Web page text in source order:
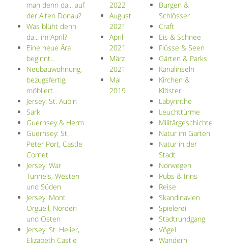
man denn da... auf
der Alten Donau?
Was blüht denn
da... im April?
Eine neue Ära
beginnt...
Neubauwohnung,
bezugsfertig,
möbliert...
Jersey: St. Aubin
Sark
Guernsey & Herm
Guernsey: St.
Peter Port, Castle
Cornet
Jersey: War
Tunnels, Westen
und Süden
Jersey: Mont
Orgueil, Norden
und Osten
Jersey: St. Helier,
Elizabeth Castle
2022
August
2021
April
2021
März
2021
Mai
2019
Burgen &
Schlösser
Craft
Eis & Schnee
Flüsse & Seen
Gärten & Parks
Kanalinseln
Kirchen &
Klöster
Labyrinthe
Leuchttürme
Militärgeschichte
Natur im Garten
Natur in der
Stadt
Norwegen
Pubs & Inns
Reise
Skandinavien
Spielerei
Stadtrundgang
Vögel
Wandern